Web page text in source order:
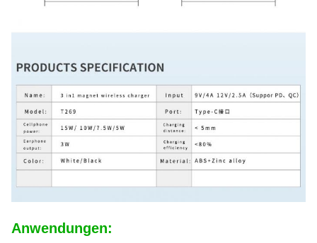
Anwendungen: